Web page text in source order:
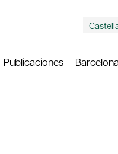
Publicaciones